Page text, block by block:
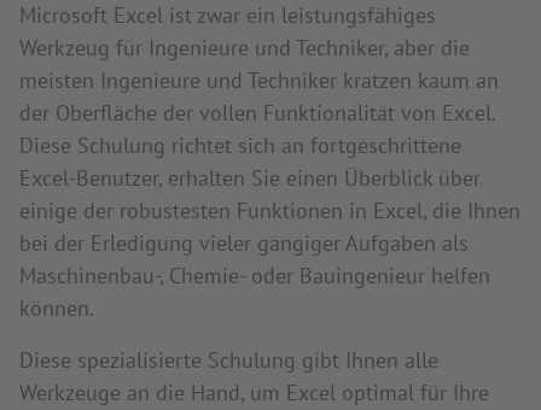
Microsoft Excel ist zwar ein leistungsfähiges
Werkzeug für Ingenieure und Techniker, aber die
meisten Ingenieure und Techniker kratzen kaum an
der Oberfläche der vollen Funktionalität von Excel.
Diese Schulung richtet sich an fortgeschrittene
Excel-Benutzer, erhalten Sie einen Überblick über
einige der robustesten Funktionen in Excel, die Ihnen
bei der Erledigung vieler gängiger Aufgaben als
Maschinenbau-, Chemie- oder Bauingenieur helfen
können.
Diese spezialisierte Schulung gibt Ihnen alle
Werkzeuge an die Hand, um Excel optimal für Ihre